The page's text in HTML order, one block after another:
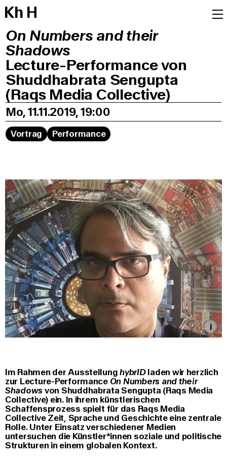
Kh H
On Numbers and their
Shadows
Lecture-Performance von
Shuddhabrata Sengupta
(Raqs Media Collective)
Mo, 11.11.2019, 19:00
Vortrag Performance
Im Rahmen der AusstellunghybrIDladen wir herzlich
zur Lecture-Performance On Numbers and their
Shadowsvon Shuddhabrata Sengupta (Raqs Media
Collective) ein. In ihrem künstlerischen
Schaffensprozess spielt für das Raqs Media
Collective Zeit, Sprache und Geschichte eine zentrale
Rolle. Unter Einsatz verschiedener Medien
untersuchen die Künstler*innen soziale und politische
Strukturen in einem globalen Kontext.